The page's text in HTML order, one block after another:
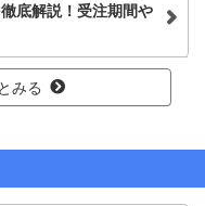
底解説！受注期間や
みる